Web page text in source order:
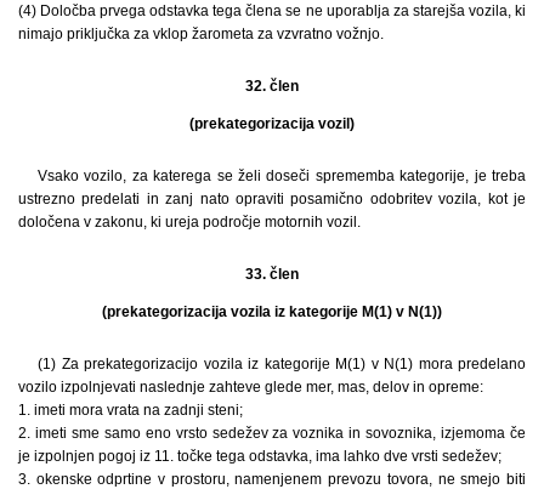
(4) Določba prvega odstavka tega člena se ne uporablja za starejša vozila, ki
nimajo priključka za vklop žarometa za vzvratno vožnjo.
32. člen
(prekategorizacija vozil)
Vsako vozilo, za katerega se želi doseči sprememba kategorije, je treba
ustrezno predelati in zanj nato opraviti posamično odobritev vozila, kot je
določena v zakonu, ki ureja področje motornih vozil.
33. člen
(prekategorizacija vozila iz kategorije M(1) v N(1))
(1) Za prekategorizacijo vozila iz kategorije M(1) v N(1) mora predelano
vozilo izpolnjevati naslednje zahteve glede mer, mas, delov in opreme:
1. imeti mora vrata na zadnji steni;
2. imeti sme samo eno vrsto sedežev za voznika in sovoznika, izjemoma če
je izpolnjen pogoj iz 11. točke tega odstavka, ima lahko dve vrsti sedežev;
3. okenske odprtine v prostoru, namenjenem prevozu tovora, ne smejo biti